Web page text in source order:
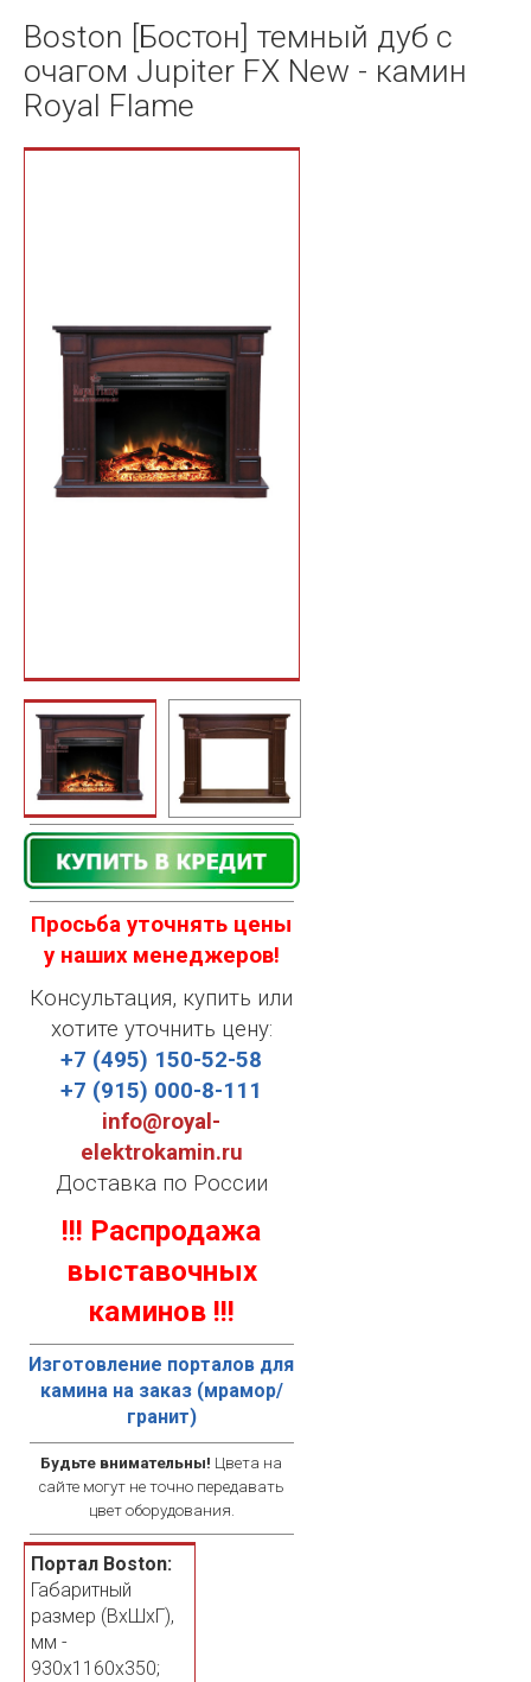
Boston [Бостон] темный дуб с
очагом Jupiter FX New - камин
Royal Flame
Просьба уточнять цены
у наших менеджеров!
Консультация, купить или
хотите уточнить цену:
+7 (495) 150-52-58
+7 (915) 000-8-111
info@royal-
elektrokamin.ru
Доставка по России
!!! Распродажа
выставочных
каминов !!!
Изготовление порталов для
камина на заказ (мрамор/
гранит)
Будьте внимательны! Цвета на
сайте могут не точно передавать
цвет оборудования.
Портал Boston:
Габаритный
размер (ВхШхГ),
мм -
930х1160х350;